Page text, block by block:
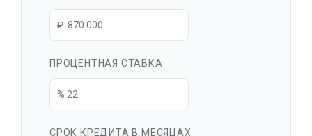
ПРОЦЕНТНАЯ СТАВКА
СРОК КРЕДИТА В МЕСЯЦАХ